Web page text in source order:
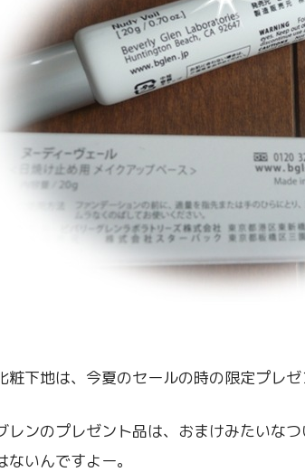
粧下地は、今夏のセールの時の限定プレゼ
レンのプレゼント品は、おまけみたいな
ないんですよー。